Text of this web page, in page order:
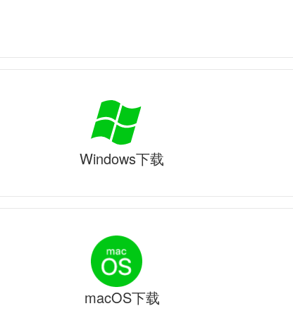
Windows下载
macOS下载